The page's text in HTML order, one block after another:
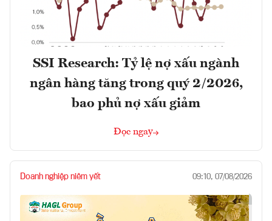
SSI Research: Tỷ lệ nợ xấu ngành
ngân hàng tăng trong quý 2/2026,
bao phủ nợ xấu giảm
Đọc ngay
Doanh nghiệp niêm yết 09:10, 07/08/2026